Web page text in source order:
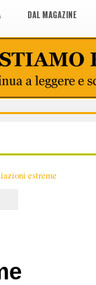
DAL MAGAZINE
estreme